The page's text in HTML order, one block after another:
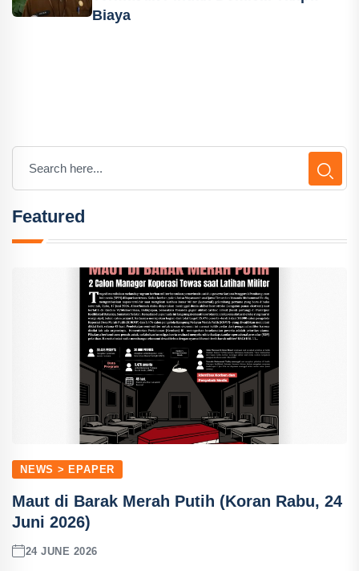
Biaya
Featured
NEWS > EPAPER
Maut di Barak Merah Putih (Koran Rabu, 24
Juni 2026)
24 JUNE 2026